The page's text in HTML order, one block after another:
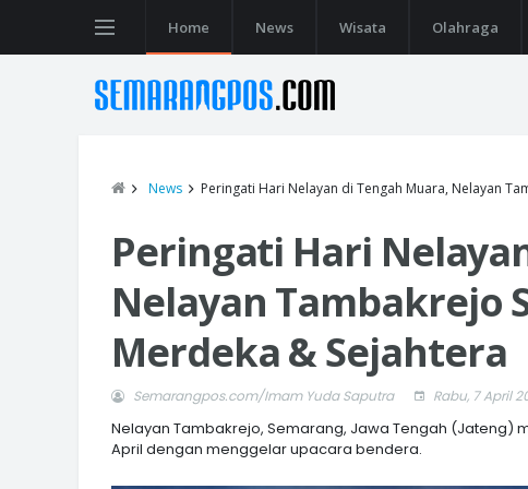
Home News Wisata Olahraga
News Peringati Hari Nelayan di Tengah Muara, Nelayan
Peringati Hari
Nelayan Tambakrejo
Merdeka & Sejahtera
Semarangpos.com/Imam Yuda Saputra Rabu, 7 April
Nelayan Tambakrejo, Semarang, Jawa Tengah (Jateng)
April dengan menggelar upacara bendera.